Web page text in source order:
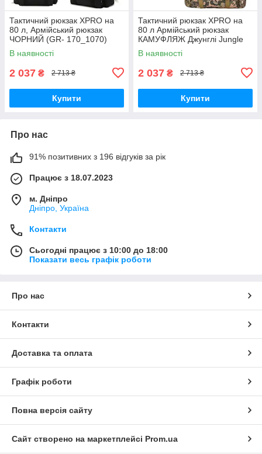
Тактичний рюкзак XPRO на
80 л, Армійський рюкзак
ЧОРНИЙ (GR- 170_1070)
В наявності
2 037 ₴ 2 713 ₴
Купити
Тактичний рюкзак XPRO на
80 л Армійський рюкзак
КАМУФЛЯЖ Джунглі Jungle
(GR-171_1070)
В наявності
2 037 ₴ 2 713 ₴
Купити
Про нас
91% позитивних з 196 відгуків за рік
Працює з 18.07.2023
м. Дніпро
Дніпро, Україна
Контакти
Сьогодні працює з 10:00 до 18:00
Показати весь графік роботи
Про нас
Контакти
Доставка та оплата
Графік роботи
Повна версія сайту
Сайт створено на маркетплейсі Prom.ua